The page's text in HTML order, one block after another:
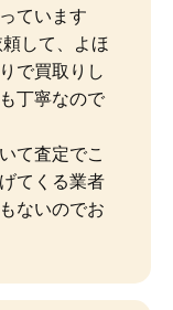
ています
して、よほ
で買取りし
丁寧なので
て査定でこ
てくる業者
ないのでお